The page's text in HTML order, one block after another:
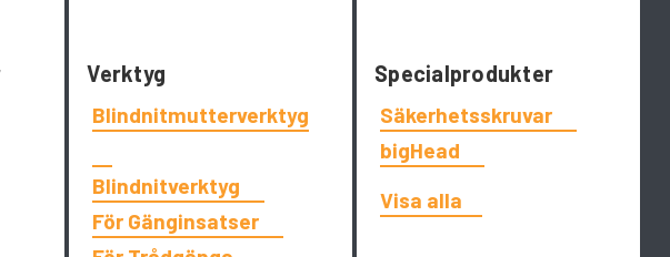
Verktyg
Blindnitmutterverktyg
Blindnitverktyg
För Gänginsatser
Specialprodukter
Säkerhetsskruvar
bigHead
Visa alla